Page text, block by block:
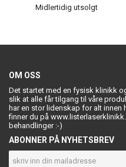
Midlertidig utsolgt
OM OSS
Det startet med en fysisk klinikk
slik at alle får tilgang til våre
har en stor lidenskap for alt
finner du på
behandlinger :-)
ABONNER PÅ NYHETSBREV